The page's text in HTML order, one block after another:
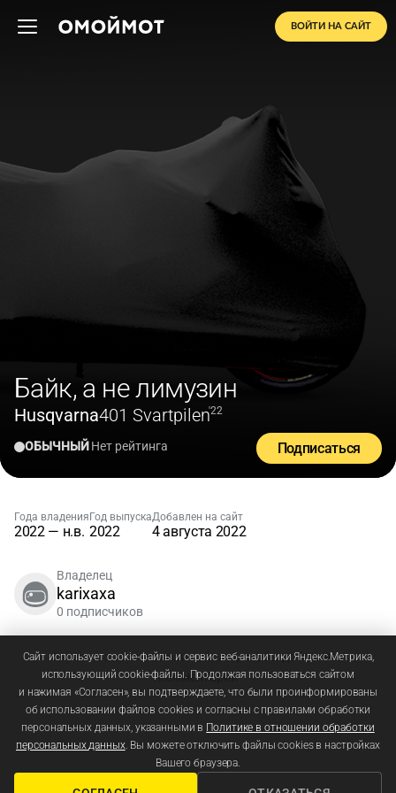
ВОЙТИ НА САЙТ
Байк, а не лимузин
Husqvarna401 Svartpilen'22
ОБЫЧНЫЙНет рейтинга Подписаться
Года владения
2022 — н.в.
Год выпуска
2022
Добавлен на сайт
4 августа 2022
Владелец
karixaxa
0 подписчиков
Зарегистрируйтесьиливойдите, чтобы добавлять
комментарии
Сайт использует cookie-файлы и сервис веб-аналитики Яндекс.Метрика,
использующий cookie-файлы. Продолжая пользоваться сайтом
и нажимая «Согласен», вы подтверждаете, что были проинформированы
об использовании файлов cookies и согласны с правилами обработки
персональных данных, указанными в Политике в отношении обработки
персональных данных. Вы можете отключить файлы cookies в настройках
Вашего браузера.